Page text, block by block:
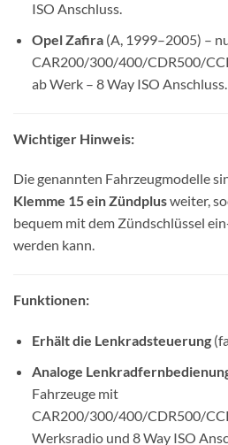
ISO Anschluss.
Opel Zafira(A, 1999–2005) –
CAR200/300/400/CDR500/
ab Werk – 8 Way ISO Anschluss.
Wichtiger Hinweis:
Die genannten Fahrzeugmodelle
Klemme 15 ein Zündplusweiter,
bequem mit dem Zündschlüssel
werden kann.
Funktionen:
Erhält die Lenkradsteuerung
Analoge
Fahrzeuge mit
CAR200/300/400/CDR500/
Werksradio und 8 Way ISO